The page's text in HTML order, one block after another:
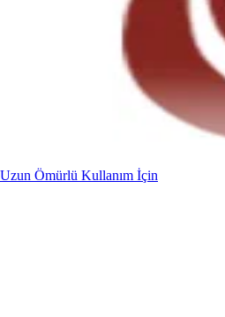
Uzun Ömürlü Kullanım İçin